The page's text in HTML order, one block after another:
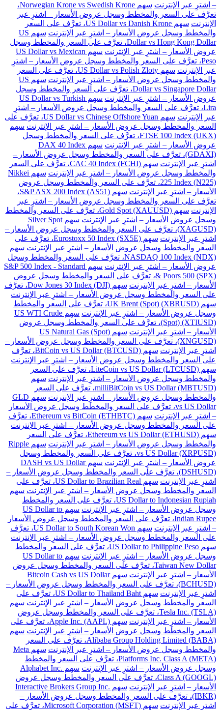
– اشترِ عبر الإنترنت
سهم Norwegian Krone vs Swedish Krone،
تعرَّف على السعر والمخطط وسجل عروض الأسعار – اشترِ عبر
الإنترنت
سهم US Dollar vs Danish Krone، تعرَّف على السعر
والمخطط وسجل عروض الأسعار – اشترِ عبر الإنترنت
سهم US
Dollar vs Hong Kong Dollar، تعرَّف على السعر والمخطط وسجل
عروض الأسعار – اشترِ عبر الإنترنت
سهم US Dollar vs Mexican
Peso، تعرَّف على السعر والمخطط وسجل عروض الأسعار – اشترِ
عبر الإنترنت
سهم US Dollar vs Polish Zloty، تعرَّف على السعر
والمخطط وسجل عروض الأسعار – اشترِ عبر الإنترنت
سهم US
Dollar vs Singapore Dollar، تعرَّف على السعر والمخطط وسجل
عروض الأسعار – اشترِ عبر الإنترنت
سهم US Dollar vs Turkish
Lira، تعرَّف على السعر والمخطط وسجل عروض الأسعار – اشترِ
عبر الإنترنت
سهم US Dollar vs Chinese Offshore Yuan، تعرَّف على
السعر والمخطط وسجل عروض الأسعار – اشترِ عبر الإنترنت سهم
FTSE 100 Index (UKX)، تعرَّف على السعر والمخطط وسجل
عروض الأسعار – اشترِ عبر الإنترنت
سهم DAX 40 Index
(GDAXI)، تعرَّف على السعر والمخطط وسجل عروض الأسعار –
اشترِ عبر الإنترنت
سهم CAC 40 Index (FCHI)، تعرَّف على السعر
والمخطط وسجل عروض الأسعار – اشترِ عبر الإنترنت
سهم Nikkei
225 Index (N225)، تعرَّف على السعر والمخطط وسجل عروض
الأسعار – اشترِ عبر الإنترنت
سهم S&P ASX 200 Index (AS51)،
تعرَّف على السعر والمخطط وسجل عروض الأسعار – اشترِ عبر
الإنترنت
سهم Gold Spot (XAUUSD)، تعرَّف على السعر والمخطط
وسجل عروض الأسعار – اشترِ عبر الإنترنت
سهم Silver Spot
(XAGUSD)، تعرَّف على السعر والمخطط وسجل عروض الأسعار –
اشترِ عبر الإنترنت
سهم Eurostoxx 50 Index (SX5E)، تعرَّف على
السعر والمخطط وسجل عروض الأسعار – اشترِ عبر الإنترنت سهم
NASDAQ 100 Index (NDX)، تعرَّف على السعر والمخطط وسجل
عروض الأسعار – اشترِ عبر الإنترنت
سهم S&P 500 Index - Standard
& Poors 500 (SPX)، تعرَّف على السعر والمخطط وسجل عروض
الأسعار – اشترِ عبر الإنترنت
سهم Dow Jones 30 Index (DJI)، تعرَّف
على السعر والمخطط وسجل عروض الأسعار – اشترِ عبر الإنترنت
سهم UK Brent (Spot) (XBRUSD)، تعرَّف على السعر والمخطط
وسجل عروض الأسعار – اشترِ عبر الإنترنت
سهم US WTI Crude
(Spot) (XTIUSD)، تعرَّف على السعر والمخطط وسجل عروض
الأسعار – اشترِ عبر الإنترنت
سهم US Natural Gas (Spot)
(XNGUSD)، تعرَّف على السعر والمخطط وسجل عروض الأسعار –
اشترِ عبر الإنترنت
سهم BitCoin vs US Dollar (BTCUSD)، تعرَّف
على السعر والمخطط وسجل عروض الأسعار – اشترِ عبر الإنترنت
سهم LiteCoin vs US Dollar (LTCUSD)، تعرَّف على السعر
والمخطط وسجل عروض الأسعار – اشترِ عبر الإنترنت سهم
milliBitCoin vs US Dollar (MBTUSD)، تعرَّف على السعر
والمخطط وسجل عروض الأسعار – اشترِ عبر الإنترنت
سهم GLD
vs US Dollar، تعرَّف على السعر والمخطط وسجل عروض الأسعار
– اشترِ عبر الإنترنت
سهم Ethereum vs BitCoin (ETHBTC)، تعرَّف
على السعر والمخطط وسجل عروض الأسعار – اشترِ عبر الإنترنت
سهم Ethereum vs US Dollar (ETHUSD)، تعرَّف على السعر
والمخطط وسجل عروض الأسعار – اشترِ عبر الإنترنت
سهم Ripple
vs US Dollar (XRPUSD)، تعرَّف على السعر والمخطط وسجل
عروض الأسعار – اشترِ عبر الإنترنت
سهم DASH vs US Dollar
(DSHUSD)، تعرَّف على السعر والمخطط وسجل عروض الأسعار –
اشترِ عبر الإنترنت
سهم US Dollar to Brazilian Real، تعرَّف على
السعر والمخطط وسجل عروض الأسعار – اشترِ عبر الإنترنت سهم
US Dollar to Indonesian Rupiah، تعرَّف على السعر والمخطط
وسجل عروض الأسعار – اشترِ عبر الإنترنت
سهم US Dollar to
Indian Rupee، تعرَّف على السعر والمخطط وسجل عروض الأسعار
– اشترِ عبر الإنترنت
سهم US Dollar to South Korean Won، تعرَّف
على السعر والمخطط وسجل عروض الأسعار – اشترِ عبر الإنترنت
سهم US Dollar to Philippine Peso، تعرَّف على السعر والمخطط
وسجل عروض الأسعار – اشترِ عبر الإنترنت
سهم US Dollar to
Taiwan New Dollar، تعرَّف على السعر والمخطط وسجل عروض
الأسعار – اشترِ عبر الإنترنت
سهم Bitcoin Cash vs US Dollar
(BCHUSD)، تعرَّف على السعر والمخطط وسجل عروض الأسعار –
اشترِ عبر الإنترنت
سهم US Dollar to Thailand Baht، تعرَّف على
السعر والمخطط وسجل عروض الأسعار – اشترِ عبر الإنترنت سهم
Tesla Inc. (TSLA)، تعرَّف على السعر والمخطط وسجل عروض
الأسعار – اشترِ عبر الإنترنت
سهم Apple Inc. (AAPL)، تعرَّف على
السعر والمخطط وسجل عروض الأسعار – اشترِ عبر الإنترنت سهم
Alibaba Group Holding Limited (BABA)، تعرَّف على السعر
والمخطط وسجل عروض الأسعار – اشترِ عبر الإنترنت
سهم Meta
Platforms Inc. Class A (META)، تعرَّف على السعر والمخطط
وسجل عروض الأسعار – اشترِ عبر الإنترنت
سهم Alphabet Inc.
Class A (GOOGL)، تعرَّف على السعر والمخطط وسجل عروض
الأسعار – اشترِ عبر الإنترنت
سهم Interactive Brokers Group Inc.
(IBKR)، تعرَّف على السعر والمخطط وسجل عروض الأسعار –
اشترِ عبر الإنترنت
سهم Microsoft Corporation (MSFT)، تعرَّف على